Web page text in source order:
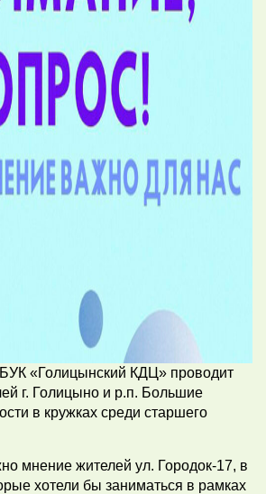
«Голицынский КДЦ» проводит
г. Голицыно и р.п. Большие
в кружках среди старшего
мнение жителей ул. Городок-17, в
хотели бы заниматься в рамках